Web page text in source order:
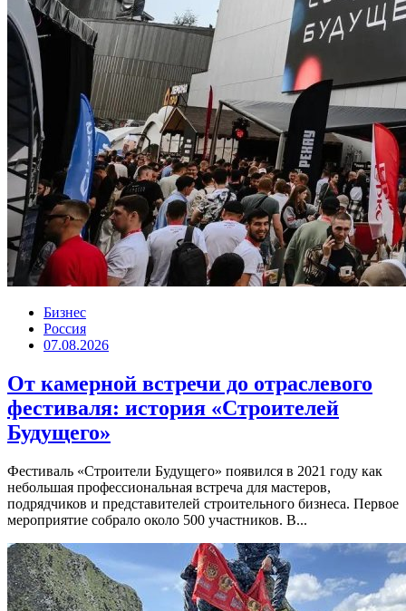
Бизнес
Россия
07.08.2026
От камерной встречи до отраслевого
фестиваля: история «Строителей
Будущего»
Фестиваль «Строители Будущего» появился в 2021 году как
небольшая профессиональная встреча для мастеров,
подрядчиков и представителей строительного бизнеса. Первое
мероприятие собрало около 500 участников. В...